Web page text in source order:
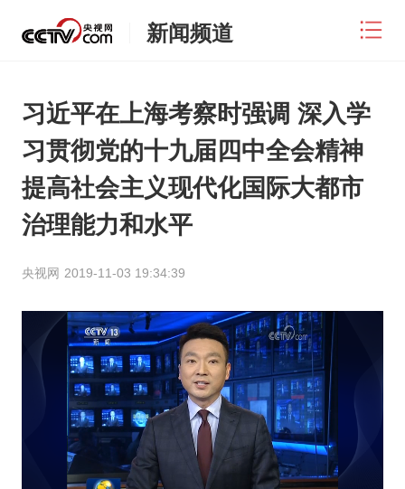
新闻频道
习近平在上海考察时强调 深入学
习贯彻党的十九届四中全会精神
提高社会主义现代化国际大都市
治理能力和水平
央视网 2019-11-03 19:34:39